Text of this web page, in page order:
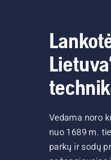
Vedama noro
nuo 1689 m.
parkų ir sodų